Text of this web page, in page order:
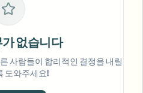
가 없습니다
사람들이 합리적인 결정을 내릴
도와주세요!